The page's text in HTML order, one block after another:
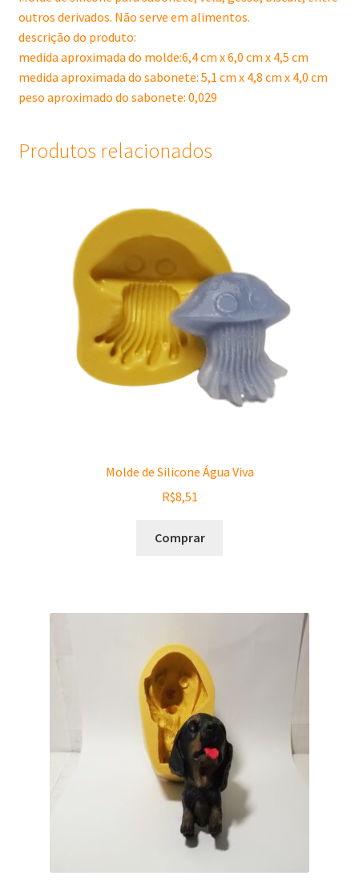
outros derivados. Não serve em alimentos.
descrição do produto:
medida aproximada do molde:6,4 cm x 6,0 cm x 4,5 cm
medida aproximada do sabonete: 5,1 cm x 4,8 cm x 4,0 cm
peso aproximado do sabonete: 0,029
Produtos relacionados
Molde de Silicone Água Viva
R$8,51
Comprar